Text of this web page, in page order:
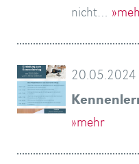
nicht…
20.05.2024
»mehr